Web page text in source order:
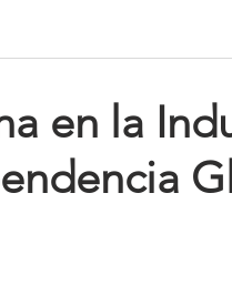
en la